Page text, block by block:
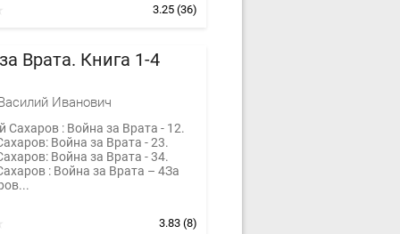
3.25(36)
Врата. Книга 1-4
Иванович
Сахаров : Война за Врата - 12.
Война за Врата - 23.
Война за Врата - 34.
: Война за Врата – 4За
3.83(8)